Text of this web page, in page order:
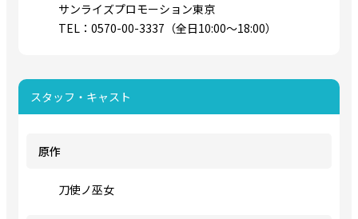
サンライズプロモーション東京
TEL：0570-00-3337（全日10:00～18:00）
スタッフ・キャスト
原作
刀使ノ巫女